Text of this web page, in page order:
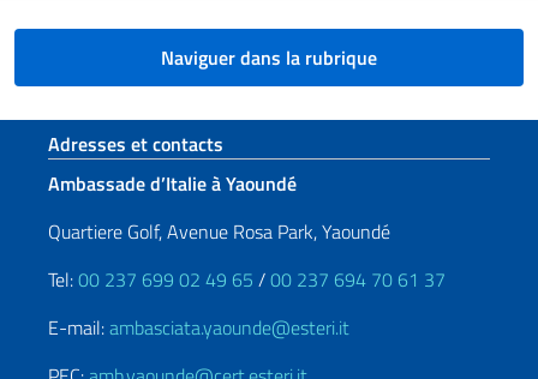
Naviguer dans la rubrique
Section de pied de page
Adresses et contacts
Ambassade d’Italie à Yaoundé
Quartiere Golf, Avenue Rosa Park, Yaoundé
Tel:00 237 699 02 49 65 /00 237 694 70 61 37
E-mail:ambasciata.yaounde@esteri.it